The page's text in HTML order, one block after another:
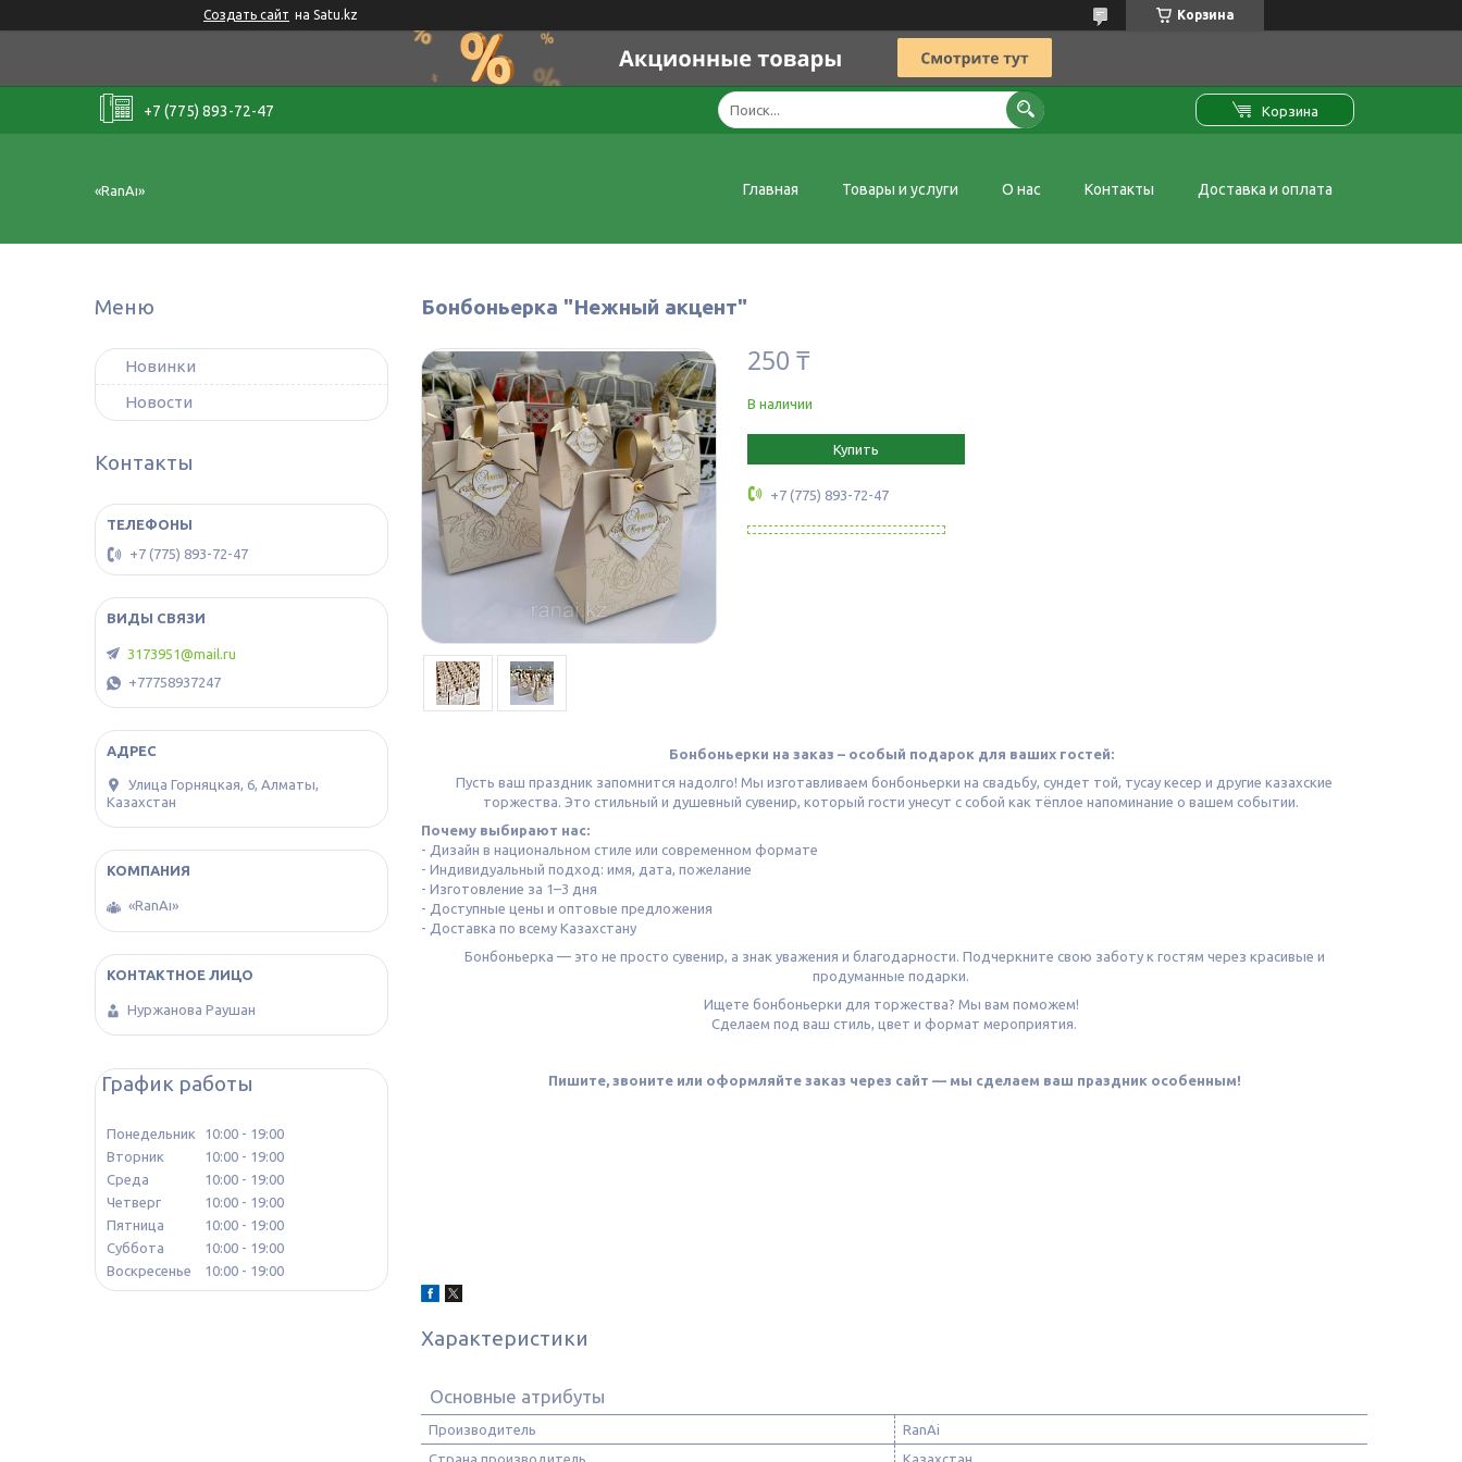
Создать сайт на Satu.kz Корзина
+7 (775) 893-72-47 Корзина
«RanAı» Главная Товары и услуги О нас Контакты Доставка и оплата
Бонбоньерка "Нежный акцент"
250 ₸
В наличии
Купить
+7 (775) 893-72-47
Бонбоньерки на заказ – особый подарок для ваших гостей:
Пусть ваш праздник запомнится надолго! Мы изготавливаем бонбоньерки на свадьбу, сундет той, тусау кесер и другие казахские
торжества. Это стильный и душевный сувенир, который гости унесут с собой как тёплое напоминание о вашем событии.
Почему выбирают нас:
- Дизайн в национальном стиле или современном формате
- Индивидуальный подход: имя, дата, пожелание
- Изготовление за 1–3 дня
- Доступные цены и оптовые предложения
- Доставка по всему Казахстану
Бонбоньерка — это не просто сувенир, а знак уважения и благодарности. Подчеркните свою заботу к гостям через красивые и
продуманные подарки.
Ищете бонбоньерки для торжества? Мы вам поможем!
Сделаем под ваш стиль, цвет и формат мероприятия.
Пишите, звоните или оформляйте заказ через сайт — мы сделаем ваш праздник особенным!
Характеристики
Основные атрибуты
Производитель
RanAi
Новинки
Новости
Контакты
+7 (775) 893-72-47
3173951@mail.ru
+77758937247
​Улица Горняцкая, 6, Алматы,
Казахстан
«RanAı»
Нуржанова Раушан
График работы
Понедельник 10:00
19:00
Вторник
10:00
19:00
Среда
10:00
19:00
Четверг
10:00
19:00
Пятница
10:00
19:00
Суббота
10:00
19:00
Воскресенье
10:00 19:00